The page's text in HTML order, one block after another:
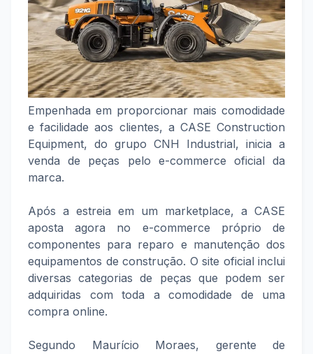
Empenhada em proporcionar mais comodidade
e facilidade aos clientes, a CASE Construction
Equipment, do grupo CNH Industrial, inicia a
venda de peças pelo e-commerce oficial da
marca.
Após a estreia em um marketplace, a CASE
aposta agora no e-commerce próprio de
componentes para reparo e manutenção dos
equipamentos de construção. O site oficial inclui
diversas categorias de peças que podem ser
adquiridas com toda a comodidade de uma
compra online.
Segundo Maurício Moraes, gerente de